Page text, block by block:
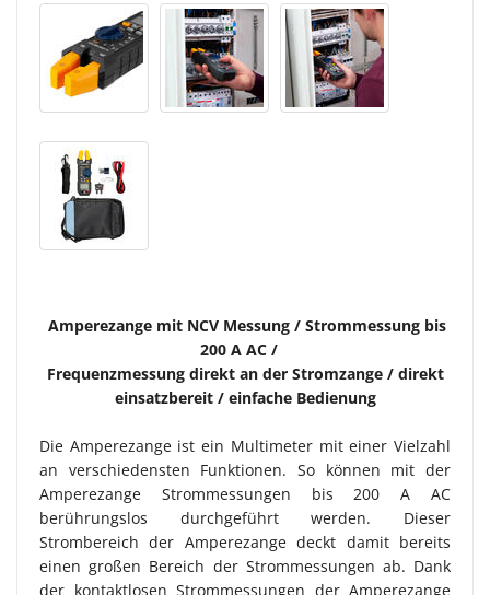
Amperezange mit NCV Messung / Strommessung bis
200 A AC /
Frequenzmessung direkt an der Stromzange / direkt
einsatzbereit / einfache Bedienung
Die Amperezange ist ein Multimeter mit einer Vielzahl
an verschiedensten Funktionen. So können mit der
Amperezange Strommessungen bis 200 A AC
berührungslos durchgeführt werden. Dieser
Strombereich der Amperezange deckt damit bereits
einen großen Bereich der Strommessungen ab. Dank
der kontaktlosen Strommessungen der Amperezange